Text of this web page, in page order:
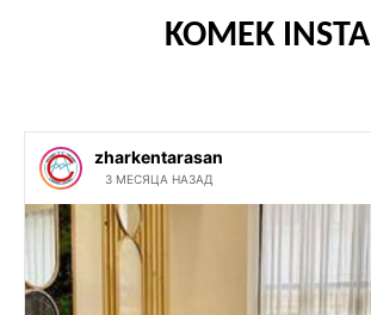
KOMEK INSTA
zharkentarasan
3 МЕСЯЦА НАЗАД